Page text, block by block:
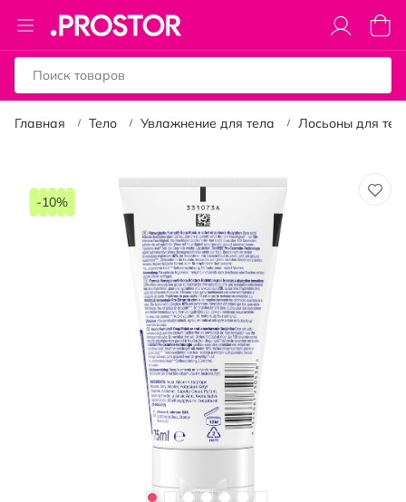
Toggle
Nav
Моя
Главная Тело Увлажнение для тела Лосьоны для
перейти
-10%